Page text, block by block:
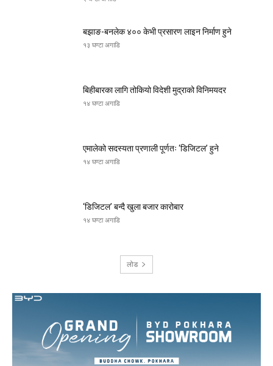
बझाङ-बनलेक ४०० केभी प्रसारण लाइन निर्माण हुने
१३ घण्टा अगाडि
बिहीबारका लागि तोकियो विदेशी मुद्राको विनिमयदर
१४ घण्टा अगाडि
एमालेको सदस्यता प्रणाली पूर्णतः ‘डिजिटल’ हुने
१४ घण्टा अगाडि
‘डिजिटल’ बन्दै खुला बजार कारोबार
१४ घण्टा अगाडि
लोड